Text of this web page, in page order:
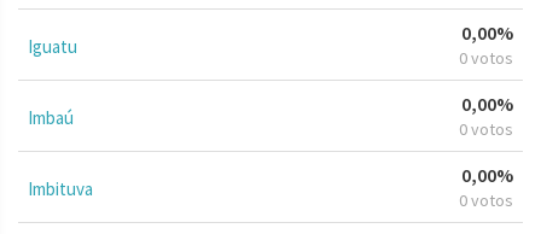
Iguatu
0,00%
0 votos
Imbaú
0,00%
0 votos
Imbituva
0,00%
0 votos